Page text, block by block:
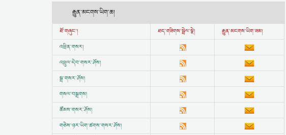
རྒྱུན་མངགས་ཡིག་ཆ།
ཐོ་གཞུང་། ཐད་གཟིགས་སྦྲེལ་སྣེ།
རྒྱུན་མངགས་ཡིག་ཟམ།
འཕྲིན་གསར།
འཕྲུལ་དེབ་གསར་ཤོས།
སྒྲ་གསར་ཤོས།
གསལ་བསྒྲགས།
ཚོམས་གསར་ཤོས།
གཅེས་ཉར་ཡིག་ཚགས་གསར་ཤོས།